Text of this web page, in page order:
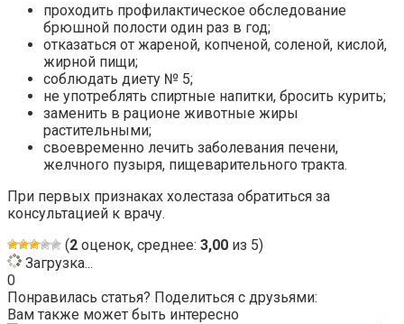
проходить профилактическое обследование
брюшной полости один раз в год;
отказаться от жареной, копченой, соленой, кислой,
жирной пищи;
соблюдать диету № 5;
не употреблять спиртные напитки, бросить курить;
заменить в рационе животные жиры
растительными;
своевременно лечить заболевания печени,
желчного пузыря, пищеварительного тракта.
При первых признаках холестаза обратиться за
консультацией к врачу.
(2 оценок, среднее: 3,00 из 5)
Загрузка...
0
Понравилась статья? Поделиться с друзьями:
Вам также может быть интересно